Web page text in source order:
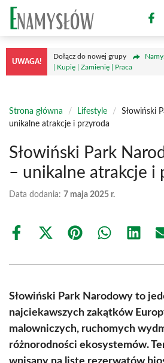
Przejdź
treści
UWAGA!
Dołącz do nowej grupy
| Kupię | Zamienię | Praca
Strona główna / Lifestyle /
Słowiński
unikalne atrakcje i przyroda
Słowiński Park
– unikalne atrakcje i
Data dodania: 7 maja 2025 r.
Share
Share
(Twitter)
Share Share Share
Słowiński Park Narodowy to
najciekawszych zakątków
malowniczych, ruchomych
różnorodności ekosystemów.